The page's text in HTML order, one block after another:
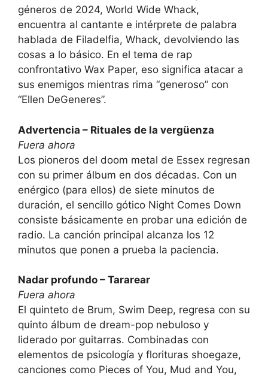
géneros de 2024, World Wide Whack,
encuentra al cantante e intérprete de palabra
hablada de Filadelfia, Whack, devolviendo las
cosas a lo básico. En el tema de rap
confrontativo Wax Paper, eso significa atacar a
sus enemigos mientras rima “generoso” con
“Ellen DeGeneres”.
Advertencia – Rituales de la vergüenza
Fuera ahora
Los pioneros del doom metal de Essex regresan
con su primer álbum en dos décadas. Con un
enérgico (para ellos) de siete minutos de
duración, el sencillo gótico Night Comes Down
consiste básicamente en probar una edición de
radio. La canción principal alcanza los 12
minutos que ponen a prueba la paciencia.
Nadar profundo – Tararear
Fuera ahora
El quinteto de Brum, Swim Deep, regresa con su
quinto álbum de dream-pop nebuloso y
liderado por guitarras. Combinadas con
elementos de psicología y florituras shoegaze,
canciones como Pieces of You, Mud and You,